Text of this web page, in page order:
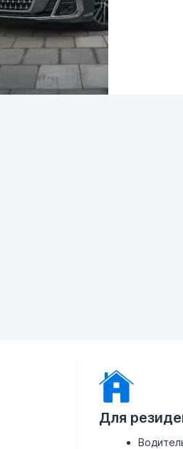
Для